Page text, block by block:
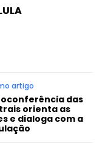
artigo
das
orienta as
e dialoga com a